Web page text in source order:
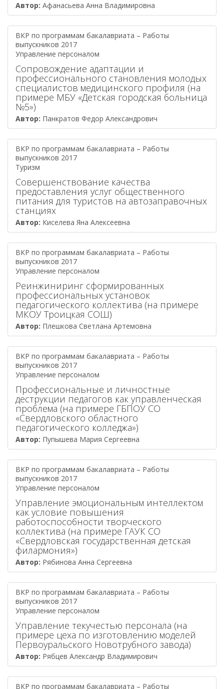
Автор: Афанасьева Анна Владимировна
ВКР по программам бакалавриата – Работы
выпускников 2017
Управление персоналом
Сопровождение адаптации и
профессионального становления молодых
специалистов медицинского профиля (на
примере МБУ «Детская городская больница
№5»)
Автор: Панкратов Федор Александрович
ВКР по программам бакалавриата – Работы
выпускников 2017
Туризм
Совершенствование качества
предоставления услуг общественного
питания для туристов на автозаправочных
станциях
Автор: Киселева Яна Алексеевна
ВКР по программам бакалавриата – Работы
выпускников 2017
Управление персоналом
Реинжиниринг сформированных
профессиональных установок
педагогического коллектива (на примере
МКОУ Троицкая СОШ)
Автор: Плешкова Светлана Артемовна
ВКР по программам бакалавриата – Работы
выпускников 2017
Управление персоналом
Профессиональные и личностные
деструкции педагогов как управленческая
проблема (на примере ГБПОУ СО
«Свердловского областного
педагогического колледжа»)
Автор: Пупышева Мария Сергеевна
ВКР по программам бакалавриата – Работы
выпускников 2017
Управление персоналом
Управление эмоциональным интеллектом
как условие повышения
работоспособности творческого
коллектива (на примере ГАУК СО
«Свердловская государственная детская
филармония»)
Автор: Рябинова Анна Сергеевна
ВКР по программам бакалавриата – Работы
выпускников 2017
Управление персоналом
Управление текучестью персонала (на
примере цеха по изготовлению моделей
Первоуральского Новотрубного завода)
Автор: Рябцев Александр Владимирович
ВКР по программам бакалавриата – Работы